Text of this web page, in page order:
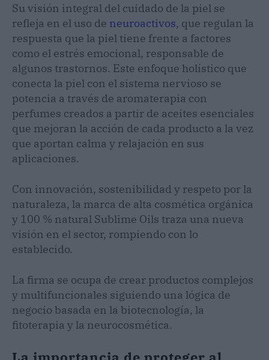
Su visión integral del cuidado de la piel se
refleja en el uso de neuroactivos, que regulan la
respuesta que la piel tiene frente a factores
como el estrés emocional, responsable de
algunos trastornos. Este enfoque holístico que
conecta la piel con el sistema nervioso se
potencia a través de aromaterapia con
perfumes creados a partir de aceites esenciales
que mejoran la acción de cada producto a la vez
que aportan calma y relajación en sus
aplicaciones.
Con innovación, sostenibilidad y respeto por la
naturaleza, la marca de alta cosmética orgánica
y 100 % natural Sublime Oils traza una nueva
visión en el sector, rompiendo con lo
establecido.
La firma se ocupa de crear productos complejos
y multifuncionales siguiendo una lógica de
negocio basada en la biotecnología, la
fitoterapia y la neurocosmética.